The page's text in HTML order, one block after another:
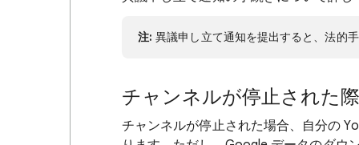
注:異議申し立て通知を提出すると、法的
チャンネルが停止された
チャンネルが停止された場合、自分の